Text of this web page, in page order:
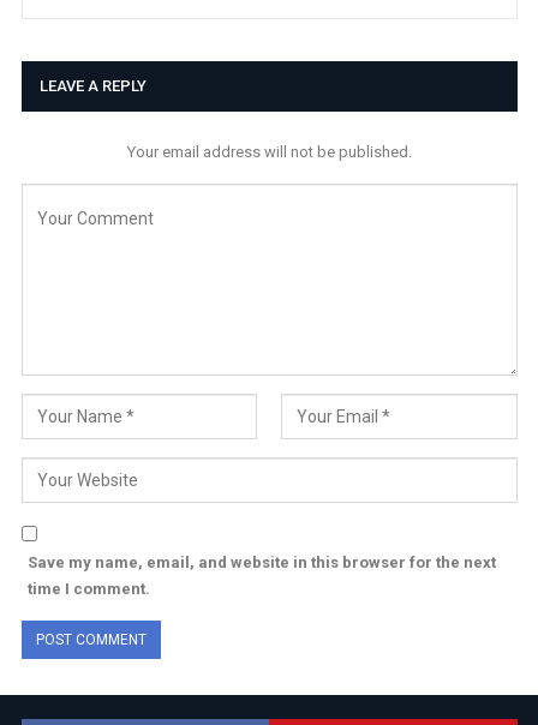
LEAVE A REPLY
Your email address will not be published.
Save my name, email, and website in this browser for the next
time I comment.